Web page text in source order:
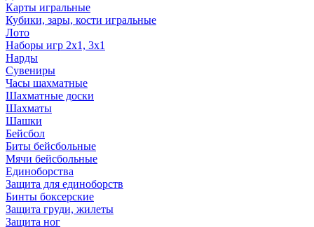
Карты игральные
Кубики, зары, кости игральные
Лото
Наборы игр 2х1, 3х1
Нарды
Сувениры
Часы шахматные
Шахматные доски
Шахматы
Шашки
Бейсбол
Биты бейсбольные
Мячи бейсбольные
Единоборства
Защита для единоборств
Бинты боксерские
Защита груди, жилеты
Защита ног